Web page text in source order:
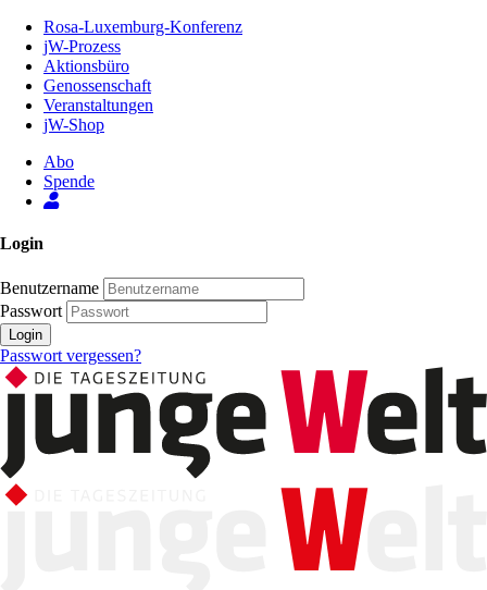
Inhalt
Seite
Rosa-Luxemburg-Konferenz
jW-Prozess
Aktionsbüro
Genossenschaft
Veranstaltungen
jW-Shop
Abo
Spende
Login
Benutzername
Passwort
Login
Passwort vergessen?